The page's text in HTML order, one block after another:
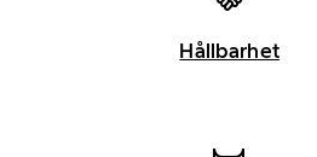
Hållbarhet